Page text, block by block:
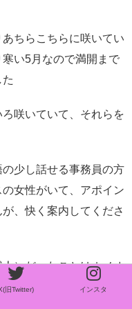
ちらこちらに咲いてい
い5月なので満開まで
咲いていて、それらを
少し話せる事務員の方
女性がいて、アポイン
、快く案内してくださ
）だったことはホメオ
存知でしょうが、この
旧Twitter) インスタ